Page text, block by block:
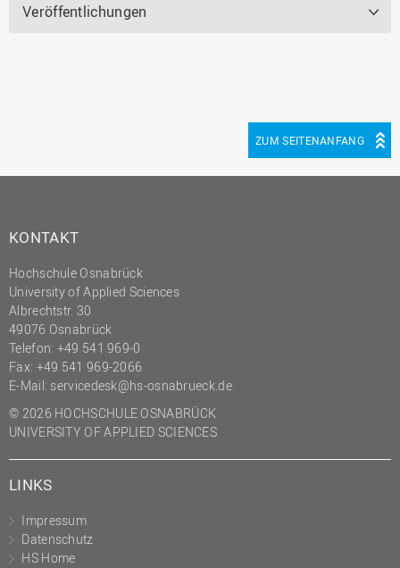
Veröffentlichungen
ZUM SEITENANFANG
KONTAKT
Hochschule Osnabrück
University of Applied Sciences
Albrechtstr. 30
49076 Osnabrück
Telefon: +49 541 969-0
Fax: +49 541 969-2066
E-Mail: servicedesk@hs-osnabrueck.de
© 2026 HOCHSCHULE OSNABRÜCK
UNIVERSITY OF APPLIED SCIENCES
LINKS
Impressum
Datenschutz
HS Home